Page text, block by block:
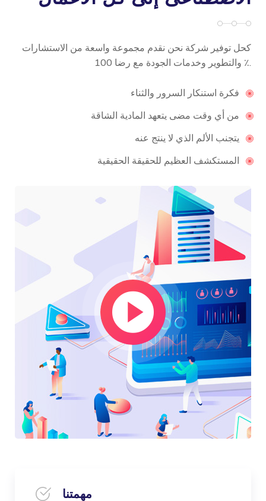
كحل توفير شركة نحن نقدم مجموعة واسعة من الاستشارات
والتطوير وخدمات الجودة مع رضا 100 ٪.
فكرة استنكار السرور والثناء
من أي وقت مضى يتعهد المادية الشاقة
يتجنب الألم الذي لا ينتج عنه
المستكشف العظيم للحقيقة الحقيقية
مهمتنا